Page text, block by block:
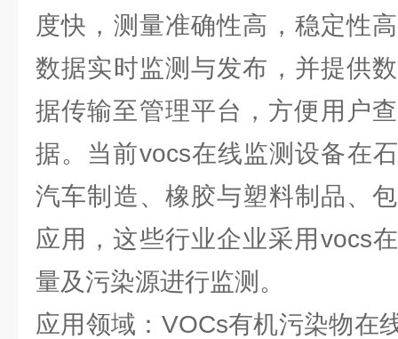
度快，测量准确性高，稳定性
数据实时监测与发布，并提供
据传输至管理平台，方便用户
据。当前vocs在线监测设备在
汽车制造、橡胶与塑料制品、
应用，这些行业企业采用vocs
量及污染源进行监测。
应用领域：VOCs有机污染物在